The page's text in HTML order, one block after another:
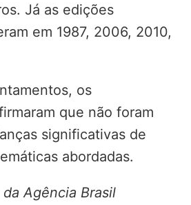
Já as edições
em 1987, 2006, 2010,
os
que não foram
significativas de
abordadas.
Agência Brasil